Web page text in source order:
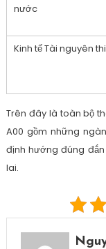
nước
Kinh tế Tài nguyên
Trên đây là toàn bộ
A00 gồm những
định hướng đúng
lai.